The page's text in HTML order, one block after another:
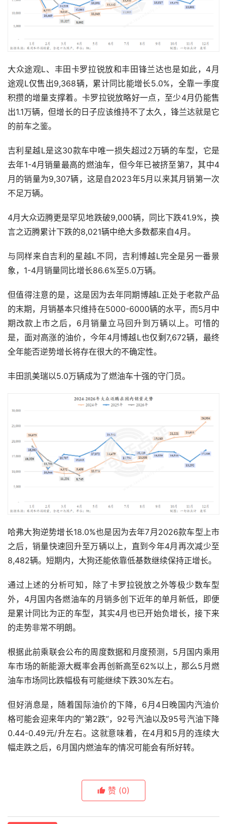
大众途观L、丰田卡罗拉锐放和丰田锋兰达也是如此，4月
途观L仅售出9,368辆，累计同比能增长5.0%，全靠一季度
积攒的增量支撑着。卡罗拉锐放略好一点，至少4月仍能售
出1.1万辆，但增长的日子应该维持不了太久，锋兰达就是它
的前车之鉴。
吉利星越L是这30款车中唯一损失超过2万辆的车型，它是
去年1-4月销量最高的燃油车，但今年已被挤至第7，其中4
月的销量为9,307辆，这是自2023年5月以来其月销第一次
不足万辆。
4月大众迈腾更是罕见地跌破9,000辆，同比下跌41.9%，换
言之迈腾累计下跌的8,021辆中绝大多数都来自4月。
与同样来自吉利的星越L不同，吉利博越L完全是另一番景
象，1-4月销量同比增长86.6%至5.0万辆。
但值得注意的是，这是因为去年同期博越L正处于老款产品
的末期，月销基本只维持在5000-6000辆的水平，而5月中
期改款上市之后，6月销量立马回升到万辆以上。可惜的
是，面对高涨的油价，今年4月博越L也仅剩7,672辆，最终
全年能否逆势增长将存在很大的不确定性。
丰田凯美瑞以5.0万辆成为了燃油车十强的守门员。
哈弗大狗逆势增长18.0%也是因为去年7月2026款车型上市
之后，销量快速回升至万辆以上，直到今年4月再次减少至
8,482辆。短期内，大狗还能依靠低基数继续保持正增长。
通过上述的分析可知，除了卡罗拉锐放之外等极少数车型
外，4月国内各燃油车的月销多创下近年的单月新低，即便
是累计同比为正的车型，其实4月也已开始负增长，接下来
的走势非常不明朗。
根据此前乘联会公布的周度数据和月度预测，5月国内乘用
车市场的新能源大概率会再创新高至62%以上，那么5月燃
油车市场同比跌幅极有可能继续下跌30%左右。
但好消息是，随着国际油价的下降，6月4日晚国内汽油价
格可能会迎来年内的“第2跌”，92号汽油以及95号汽油下降
0.44-0.49元/升左右。这就意味着，在4月和5月的连续大
幅走跌之后，6月国内燃油车的情况可能会有所好转。
赞 (0)